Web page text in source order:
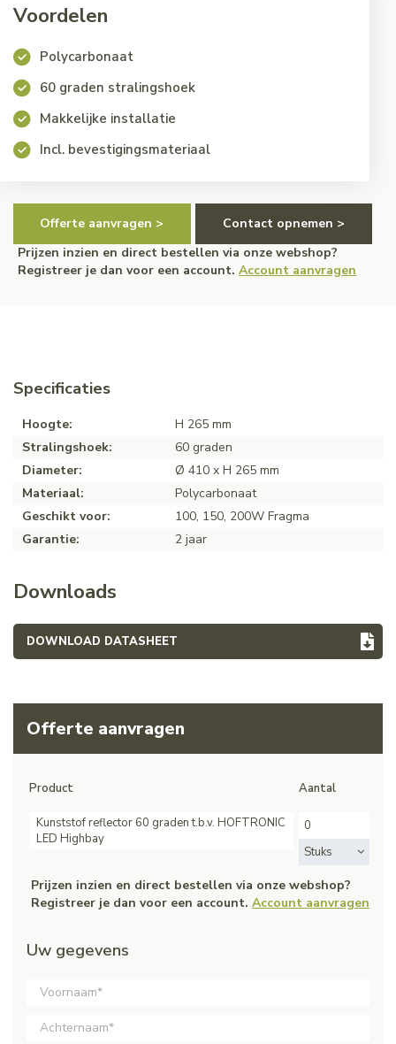
Voordelen
Polycarbonaat
60 graden stralingshoek
Makkelijke installatie
Incl. bevestigingsmateriaal
Offerte aanvragen >
Contact opnemen >
Prijzen inzien en direct bestellen via onze webshop?
Registreer je dan voor een account. Account aanvragen
Specificaties
Hoogte:
H 265 mm
Stralingshoek:
60 graden
Diameter:
Ø 410 x H 265 mm
Materiaal:
Polycarbonaat
Geschikt voor:
100, 150, 200W Fragma
Garantie:
2 jaar
Downloads
DOWNLOAD DATASHEET
Offerte aanvragen
Product Aantal
Kunststof reflector 60 graden t.b.v. HOFTRONIC
LED Highbay
Stuks
Prijzen inzien en direct bestellen via onze webshop?
Registreer je dan voor een account. Account aanvragen
Uw gegevens